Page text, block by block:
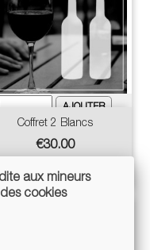
Coffret 2 Blancs
Price
€30.00
aux mineurs
cookies